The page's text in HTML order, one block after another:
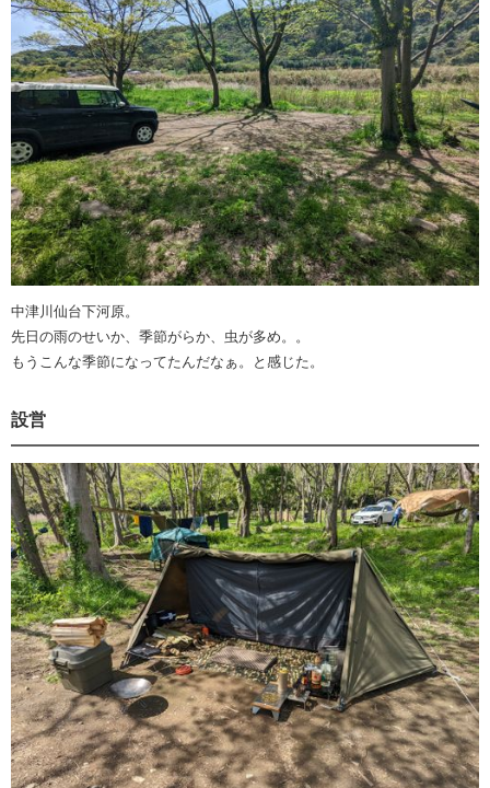
中津川仙台下河原。
先日の雨のせいか、季節がらか、虫が多め。。
もうこんな季節になってたんだなぁ。と感じた。
設営